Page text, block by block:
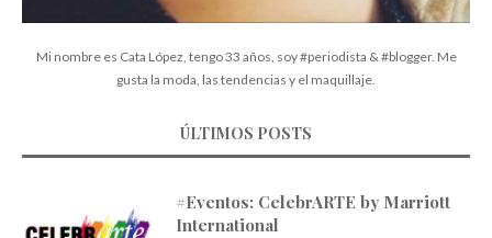
Mi nombre es Cata López, tengo 33 años, soy #periodista & #blogger. Me
gusta la moda, las tendencias y el maquillaje.
ÚLTIMOS POSTS
#Eventos: CelebrARTE by Marriott
International